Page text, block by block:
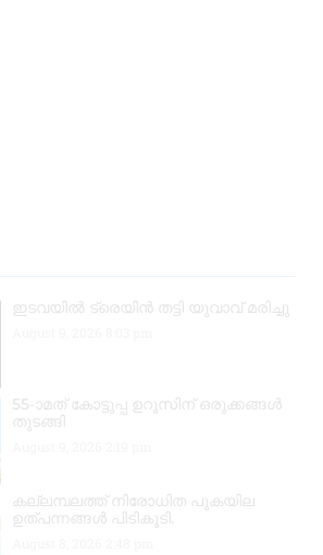
ഇടവയിൽ ട്രെയിൻ തട്ടി യുവാവ് മരിച്ചു
55-ാമത് കോട്ടുപ്പ ഉറൂസിന് ഒരുക്കങ്ങൾ
തുടങ്ങി
കല്ലമ്പലത്ത് നിരോധിത പുകയില
ഉത്പന്നങ്ങൾ പിടികൂടി.